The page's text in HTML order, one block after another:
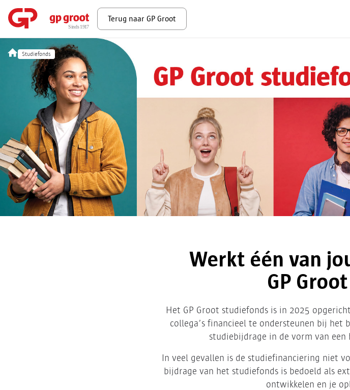
Terug naar GP Groot
Studiefonds
Werkt één van
GP Groot
Het GP Groot studiefonds is in 2025
collega’s financieel te ondersteunen bij het
studiebijdrage in de vorm van
In veel gevallen is de studiefinanciering niet
bijdrage van het studiefonds is bedoeld als
ontwikkelen en je